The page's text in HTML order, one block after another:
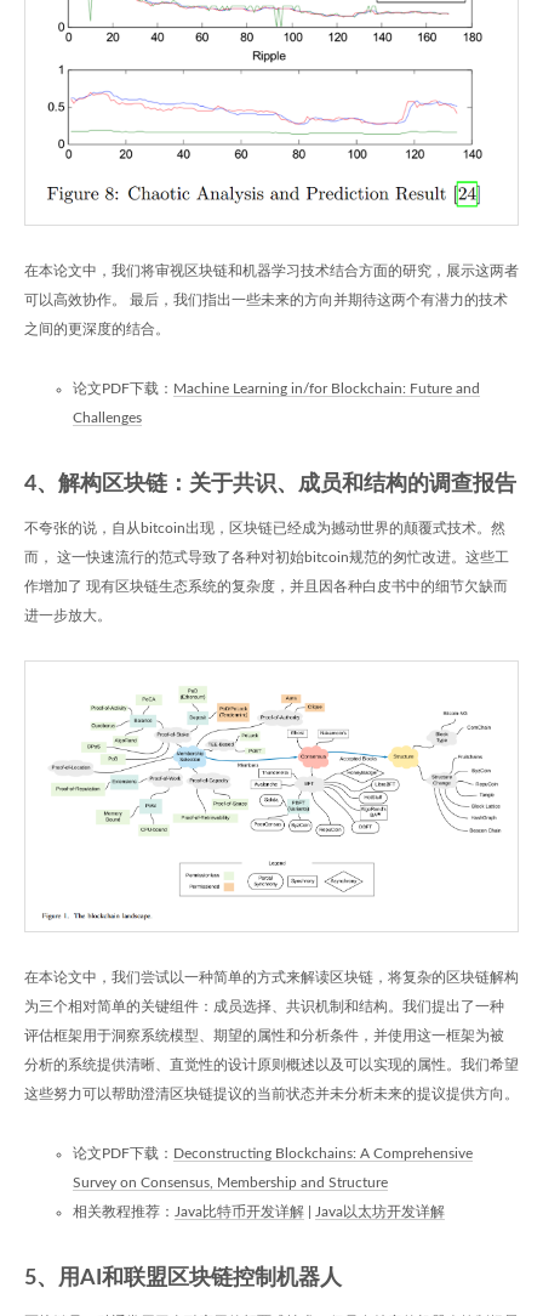
在本论文中，我们将审视区块链和机器学习技术结合方面的研究，展示这两者
可以高效协作。 最后，我们指出一些未来的方向并期待这两个有潜力的技术
之间的更深度的结合。
论文PDF下载： Machine Learning in/for Blockchain: Future and
Challenges
4、解构区块链：关于共识、成员和结构的调查报告
不夸张的说，自从bitcoin出现，区块链已经成为撼动世界的颠覆式技术。然
而， 这一快速流行的范式导致了各种对初始bitcoin规范的匆忙改进。这些工
作增加了 现有区块链生态系统的复杂度，并且因各种白皮书中的细节欠缺而
进一步放大。
在本论文中，我们尝试以一种简单的方式来解读区块链，将复杂的区块链解构
为三个相对简单的关键组件：成员选择、共识机制和结构。我们提出了一种
评估框架用于洞察系统模型、期望的属性和分析条件，并使用这一框架为被
分析的系统提供清晰、直觉性的设计原则概述以及可以实现的属性。我们希望
这些努力可以帮助澄清区块链提议的当前状态并未分析未来的提议提供方向。
论文PDF下载： Deconstructing Blockchains: A Comprehensive
Survey on Consensus, Membership and Structure
相关教程推荐： Java比特币开发详解 Java以太坊开发详解
5、用AI和联盟区块链控制机器人